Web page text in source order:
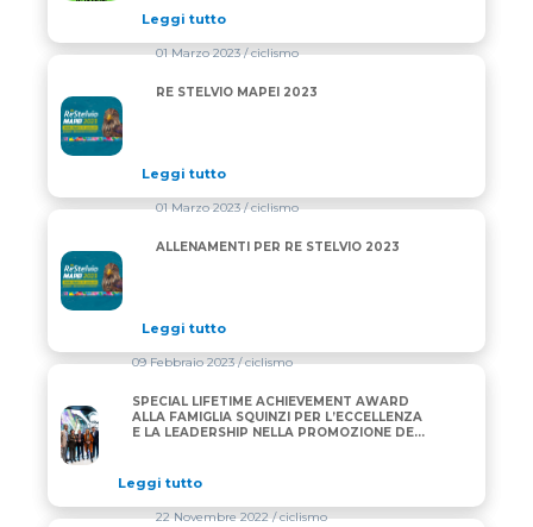
Leggi tutto
RE STELVIO MAPEI 2023
01 Marzo 2023/ ciclismo
RE STELVIO MAPEI 2023
Leggi tutto
ALLENAMENTI PER RE STELVIO 2023
01 Marzo 2023/ ciclismo
ALLENAMENTI PER RE STELVIO 2023
Leggi tutto
SPECIAL LIFETIME ACHIEVEMENT AWARD ALLA
09 Febbraio 2023/ ciclismo
SPECIAL LIFETIME ACHIEVEMENT AWARD
ALLA FAMIGLIA SQUINZI PER L’ECCELLENZA
E LA LEADERSHIP NELLA PROMOZIONE DEL
Leggi tutto
22 Novembre 2022/ ciclismo